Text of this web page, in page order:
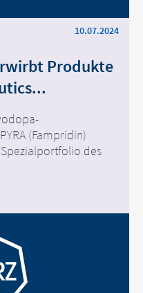
10.07.2024
Produkte
(Fampridin)
des